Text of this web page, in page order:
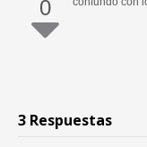
0
3 Respuestas